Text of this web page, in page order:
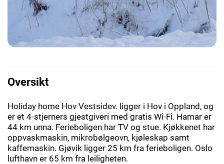
Oversikt
Holiday home Hov Vestsidev. ligger i Hov i Oppland, og
er et 4-stjerners gjestgiveri med gratis Wi-Fi. Hamar er
44 km unna. Ferieboligen har TV og stue. Kjøkkenet har
oppvaskmaskin, mikrobølgeovn, kjøleskap samt
kaffemaskin. Gjøvik ligger 25 km fra ferieboligen. Oslo
lufthavn er 65 km fra leiligheten.